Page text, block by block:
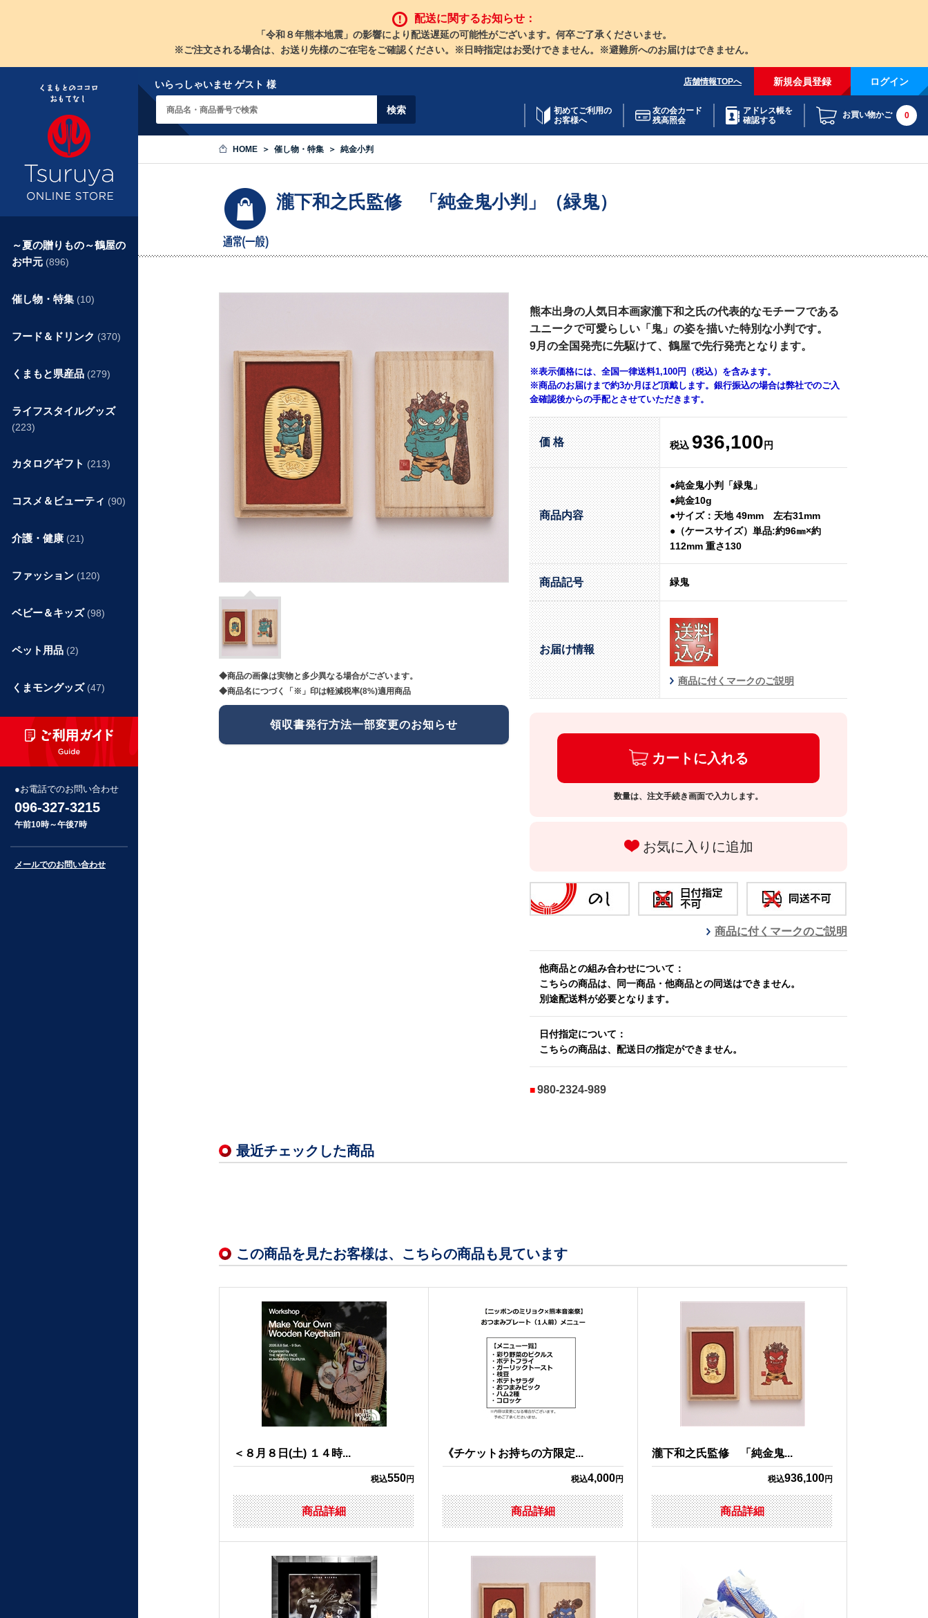
配送に関するお知らせ：
「令和８年熊本地震」の影響により配送遅延の可能性がございます。何卒ご了承くださいませ。
※ご注文される場合は、お送り先様のご在宅をご確認ください。※日時指定はお受けできません。※避難所へのお届けはできません。
いらっしゃいませ ゲスト 様 店舗情報TOPへ 新規会員登録 ログイン
初めてご利用の
お客様へ
友の会カード
残高照会
アドレス帳を
確認する
お買い物かご 0
HOME 催し物・特集 純金小判
瀧下和之氏監修 「純金鬼小判」（緑鬼）
◆商品の画像は実物と多少異なる場合がございます。
◆商品名につづく「※」印は軽減税率(8%)適用商品
領収書発行方法一部変更のお知らせ
熊本出身の人気日本画家瀧下和之氏の代表的なモチーフである
ユニークで可愛らしい「鬼」の姿を描いた特別な小判です。
9月の全国発売に先駆けて、鶴屋で先行発売となります。
※表示価格には、全国一律送料1,100円（税込）を含みます。
※商品のお届けまで約3か月ほど頂戴します。銀行振込の場合は弊社でのご入
金確認後からの手配とさせていただきます。
価 格 税込 936,100 円
商品内容
●純金鬼小判「緑鬼」
●純金10g
●サイズ：天地 49mm 左右31mm
●（ケースサイズ）単品:約96㎜×約
112mm 重さ130
商品記号 緑鬼
お届け情報
商品に付くマークのご説明
カートに入れる
数量は、注文手続き画面で入力します。
お気に入りに追加
商品に付くマークのご説明
他商品との組み合わせについて：
こちらの商品は、同一商品・他商品との同送はできません。
別途配送料が必要となります。
日付指定について：
こちらの商品は、配送日の指定ができません。
980-2324-989
最近チェックした商品
この商品を見たお客様は、こちらの商品も見ています
＜８月８日(土) １４時...
税込550円
商品詳細
《チケットお持ちの方限定...
税込4,000円
商品詳細
瀧下和之氏監修 「純金鬼...
税込936,100円
商品詳細
～夏の贈りもの～鶴屋の
お中元 (896)
催し物・特集 (10)
フード＆ドリンク (370)
くまもと県産品 (279)
ライフスタイルグッズ
(223)
カタログギフト (213)
コスメ＆ビューティ (90)
介護・健康 (21)
ファッション (120)
ベビー＆キッズ (98)
ペット用品 (2)
くまモングッズ (47)
お電話でのお問い合わせ
096-327-3215
午前10時～午後7時
メールでのお問い合わせ